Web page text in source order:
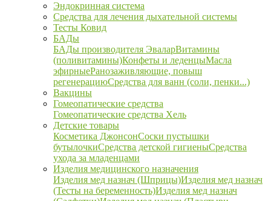
Эндокринная система
Средства для лечения дыхательной системы
Тесты Ковид
БАДы
БАДы производителя ЭваларВитамины
(поливитамины)Конфеты и леденцыМасла
эфирныеРанозаживляющие, повыш
регенерациюСредства для ванн (соли, пенки...)
Вакцины
Гомеопатические средства
Гомеопатические средства Хель
Детские товары
Косметика ДжонсонСоски пустышки
бутылочкиСредства детской гигиеныСредства
ухода за младенцами
Изделия медицинского назначения
Изделия мед назнач (Шприцы)Изделия мед назнач
(Тесты на беременность)Изделия мед назнач